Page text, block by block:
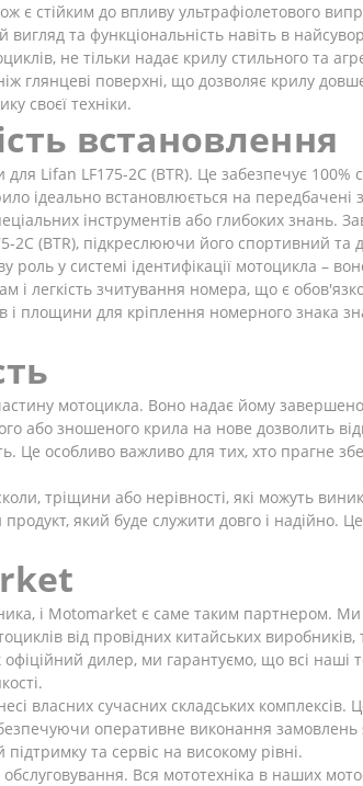
є стійким до впливу ультрафіолетового
та функціональність навіть в
не тільки надає крилу стильного та
глянцеві поверхні, що дозволяє крилу
своєї техніки.
встановлення
Lifan LF175-2С (BTR). Це забезпечує
ідеально встановлюється на
інструментів або глибоких знань.
(BTR), підкреслюючи його спортивний та
у системі ідентифікації мотоцикла –
легкість зчитування номера, що є
і площини для кріплення номерного знака
мотоцикла. Воно надає йому
або зношеного крила на нове дозволить
Це особливо важливо для тих, хто прагне
тріщини або нерівності, які можуть
який буде служити довго і надійно.
і Motomarket є саме таким партнером.
від провідних китайських
дилер, ми гарантуємо, що всі
власних сучасних складських комплексів.
оперативне виконання замовлень
та сервіс на високому рівні.
Вся мототехніка в наших